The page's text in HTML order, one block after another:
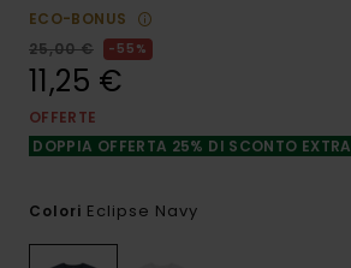
ECO-BONUS
25,00 €
55%
11,25 €
OFFERTE
DOPPIA OFFERTA 25% DI SCONTO EXTRA
Colori Eclipse Navy